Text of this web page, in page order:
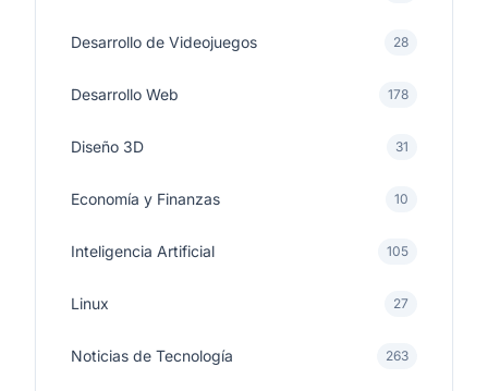
Desarrollo de Videojuegos 28
Desarrollo Web 178
Diseño 3D 31
Economía y Finanzas 10
Inteligencia Artificial 105
Linux 27
Noticias de Tecnología 263